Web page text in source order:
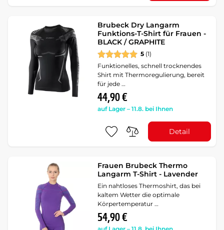
Brubeck Dry Langarm
Funktions-T-Shirt für Frauen -
BLACK / GRAPHITE
5 (1)
Funktionelles, schnell trocknendes
Shirt mit Thermoregulierung, bereit
für jede …
44,90 €
auf Lager – 11.8. bei Ihnen
Detail
Frauen Brubeck Thermo
Langarm T-Shirt - Lavender
Ein nahtloses Thermoshirt, das bei
kaltem Wetter die optimale
Körpertemperatur …
54,90 €